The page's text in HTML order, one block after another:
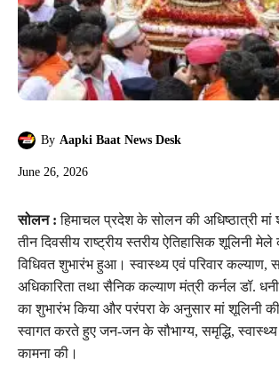
By Aapki Baat News Desk
June 26, 2026
सोलन : हिमाचल प्रदेश के सोलन की अधिष्ठात्री मां
तीन दिवसीय राष्ट्रीय स्तरीय ऐतिहासिक शूलिनी
विधिवत शुभारंभ हुआ। स्वास्थ्य एवं परिवार कल्याण,
अधिकारिता तथा सैनिक कल्याण मंत्री कर्नल डॉ.
का शुभारंभ किया और परंपरा के अनुसार मां शूलिनी
स्वागत करते हुए जन-जन के सौभाग्य, समृद्धि,
कामना की।